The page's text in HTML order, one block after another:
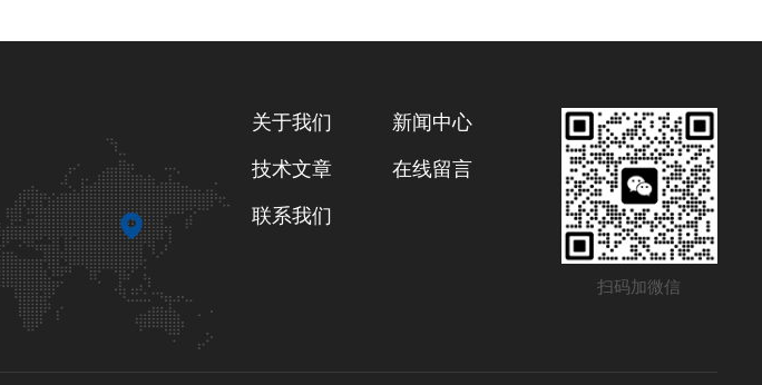
扫码加微信
关于我们 新闻中心
技术文章 在线留言
联系我们